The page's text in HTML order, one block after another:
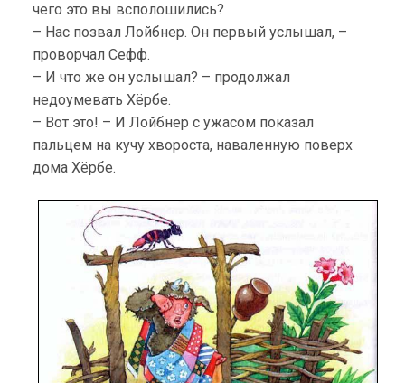
чего это вы всполошились?
– Нас позвал Лойбнер. Он первый услышал, –
проворчал Сефф.
– И что же он услышал? – продолжал
недоумевать Хёрбе.
– Вот это! – И Лойбнер с ужасом показал
пальцем на кучу хвороста, наваленную поверх
дома Хёрбе.